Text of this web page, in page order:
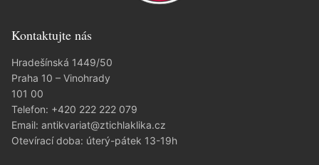
Kontaktujte nás
Hradešínská 1449/50
Praha 10 – Vinohrady
101 00
Telefon: +420 222 222 079
Email: antikvariat@ztichlaklika.cz
Otevírací doba: úterý-pátek 13-19h